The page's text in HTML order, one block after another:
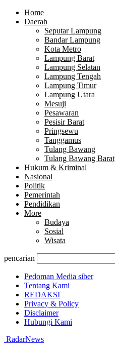
Home
Daerah
Seputar Lampung
Bandar Lampung
Kota Metro
Lampung Barat
Lampung Selatan
Lampung Tengah
Lampung Timur
Lampung Utara
Mesuji
Pesawaran
Pesisir Barat
Pringsewu
Tanggamus
Tulang Bawang
Tulang Bawang Barat
Hukum & Kriminal
Nasional
Politik
Pemerintah
Pendidikan
More
Budaya
Sosial
Wisata
pencarian
Pedoman Media siber
Tentang Kami
REDAKSI
Privacy & Policy
Disclaimer
Hubungi Kami
RadarNews